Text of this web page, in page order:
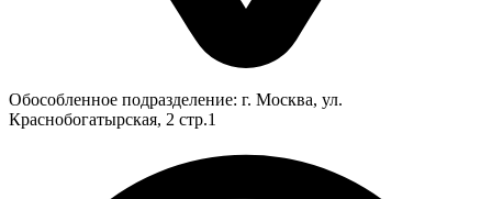
Обособленное подразделение: г. Москва, ул.
Краснобогатырская, 2 стр.1